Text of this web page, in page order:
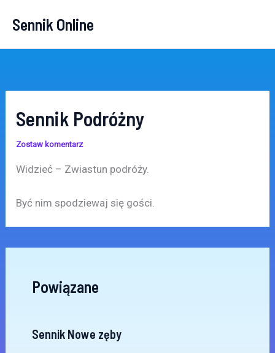
Sennik Online
Sennik Podróżny
Zostaw komentarz
Widzieć – Zwiastun podróży.
Być nim spodziewaj się gości.
Powiązane
Sennik Nowe zęby